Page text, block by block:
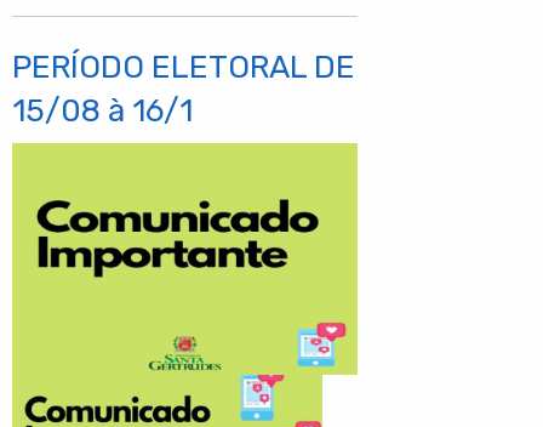
PERÍODO ELETORAL DE
15/08 à 16/1